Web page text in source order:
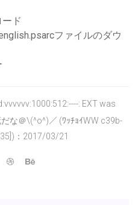
ド
ファイルのダウ
: EXT was
な＠\(^o^)／ (ﾜｯﾁｮｲWW c39b-
：2017/03/21